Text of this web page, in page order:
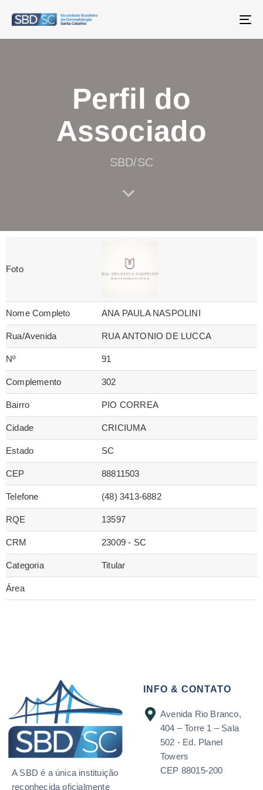
Perfil do
Associado
SBD/SC
Foto
Nome Completo ANA PAULA NASPOLINI
Rua/Avenida RUA ANTONIO DE LUCCA
Nº 91
Complemento 302
Bairro PIO CORREA
Cidade CRICIUMA
Estado SC
CEP 88811503
Telefone (48) 3413-6882
RQE 13597
CRM 23009 - SC
Categoria Titular
Área
A SBD é a única instituição
reconhecida oficialmente
INFO & CONTATO
Avenida Rio Branco,
404 – Torre 1 – Sala
502 - Ed. Planel
Towers
CEP 88015-200